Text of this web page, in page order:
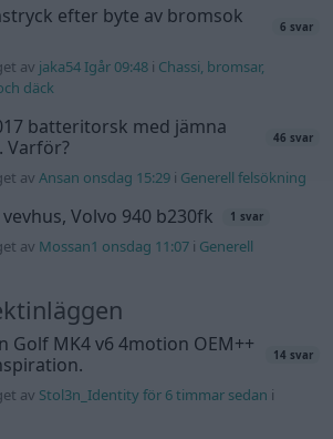
efter byte av bromsok
6 svar
av jaka54 Igår 09:48 i Chassi, bromsar,
däck
batteritorsk med jämna
Varför?
46 svar
avAnsan onsdag 15:29 i Generell felsökning
Volvo 940 b230fk 1 svar
av Mossan1 onsdag 11:07 i Generell
Golf MK4 v6 4motion OEM++
14 svar
av Stol3n_Identity för 6 timmar sedan i